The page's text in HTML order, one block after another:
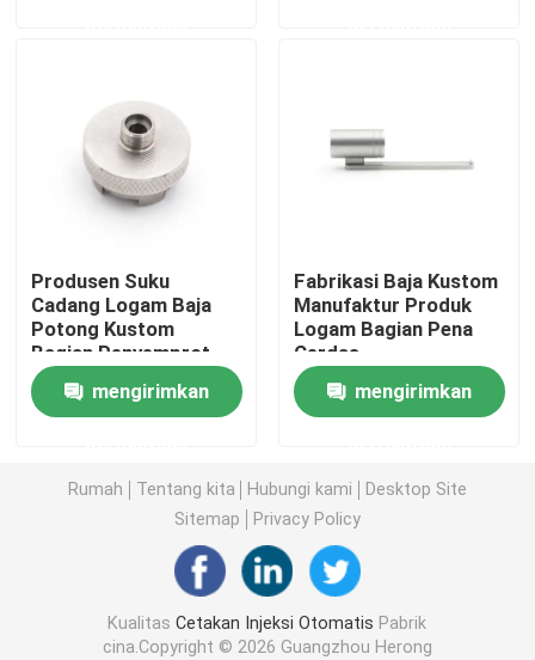
Bagian peralatan rumah tangga Cetakan injeksi
Cetakan Injeksi Medis
Cetakan Injeksi Plastik
Cetakan injeksi logam
Paduan aluminium die casting
Paduan seng die casting
Mesin cnc khusus
Produsen Suku
Cadang Logam Baja
Potong Kustom
Bagian Penyemprot
Rokok Elektronik
mengirimkan
Fabrikasi Baja Kustom
Manufaktur Produk
Logam Bagian Pena
Cerdas
mengirimkan
Rumah Tentang kita Hubungi kami
Desktop Site
Sitemap
Privacy Policy
KualitasCetakan Injeksi Otomatis Pabrik
cina.Copyright © 2026 Guangzhou Herong